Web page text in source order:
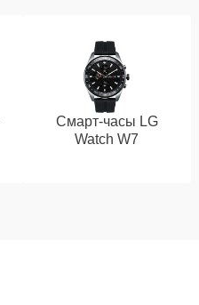
Смарт-часы LG
Watch W7